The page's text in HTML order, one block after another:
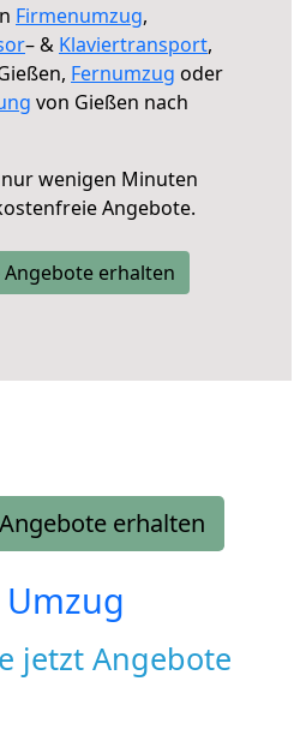
Firmenumzug,
– & Klaviertransport,
Fernumzug oder
von Gießen nach
wenigen Minuten
Angebote.
Angebote erhalten
erhalten
jetzt Angebote